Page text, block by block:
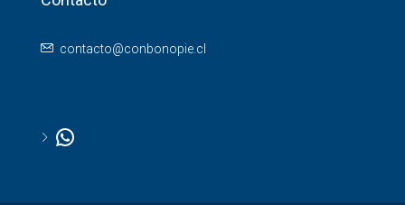
contacto@conbonopie.cl